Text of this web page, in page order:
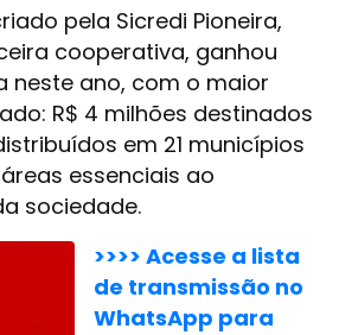
pela Sicredi Pioneira,
cooperativa, ganhou
neste ano, com o maior
R$ 4 milhões destinados
em 21 municípios
essenciais ao
sociedade.
>>>> Acesse a lista
de transmissão no
WhatsApp para